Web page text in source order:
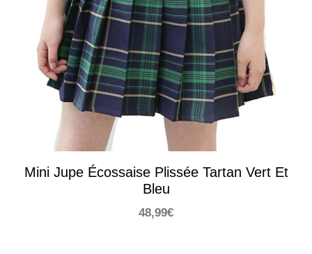
Mini Jupe Écossaise Plissée Tartan Vert Et
Bleu
48,99€